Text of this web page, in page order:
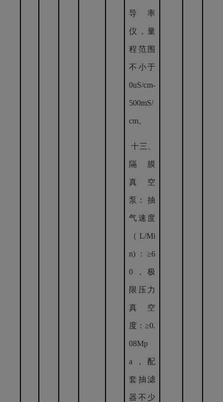
导率
仪，量
程范围
不小于
0uS/cm-
500mS/
cm。
十三、
隔 膜
真 空
泵： 抽
气速度
（L/Mi
n)：≥6
0，极
限压力
真空
度：≥0.
08Mp
a，配
套抽滤
器不少